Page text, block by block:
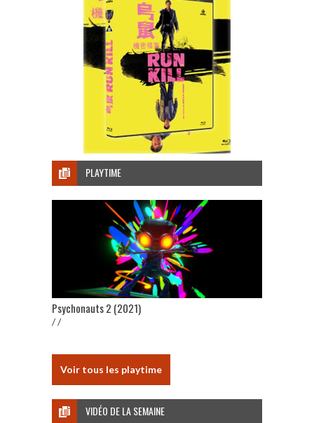
PLAYTIME
Psychonauts 2 (2021)
/ /
Voir tous les playtime
VIDÉO DE LA SEMAINE